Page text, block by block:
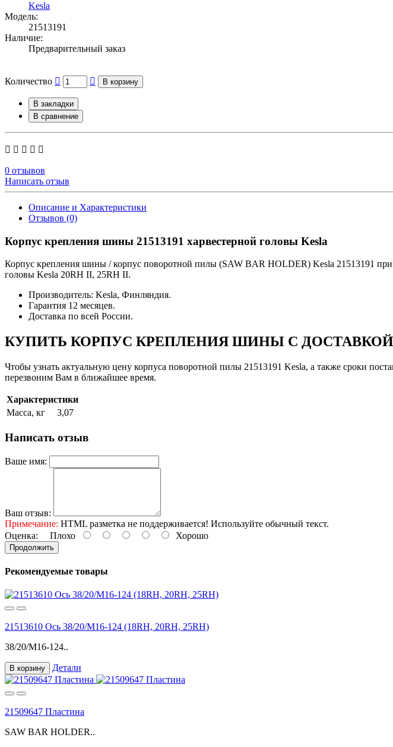
Kesla
Модель:
21513191
Наличие:
Предварительный заказ
Количество В корзину
В закладки
В сравнение
0 отзывов
Написать отзыв
Описание и Характеристики
Отзывов (0)
Корпус крепления шины 21513191 харвестерной головы Kesla
Корпус крепления шины / корпус поворотной пилы (SAW BAR HOLDER) Kesla 21513191
головы Kesla 20RH II, 25RH II.
Производитель: Kesla, Финляндия.
Гарантия 12 месяцев.
Доставка по всей России.
КУПИТЬ КОРПУС КРЕПЛЕНИЯ ШИНЫ С
Чтобы узнать актуальную цену корпуса поворотной пилы 21513191 Kesla, а также сроки
перезвоним Вам в ближайшее время.
Характеристики
Масса, кг
3,07
Написать отзыв
Ваше имя:
Ваш отзыв:
Примечание: HTML разметка не поддерживается! Используйте обычный текст.
Оценка: Плохо Хорошо
Продолжить
Рекомендуемые товары
21513610 Ось 38/20/М16-124 (18RH, 20RH, 25RH)
38/20/M16-124..
В корзину Детали
21509647 Пластина
SAW BAR HOLDER..